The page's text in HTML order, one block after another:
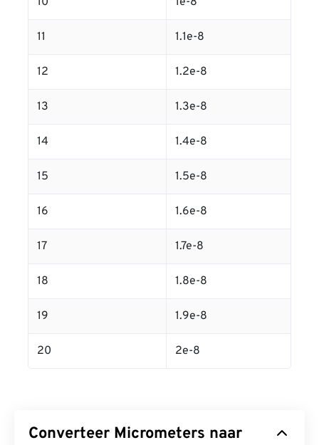
11 1.1e-8
12 1.2e-8
13 1.3e-8
14 1.4e-8
15 1.5e-8
16 1.6e-8
17 1.7e-8
18 1.8e-8
19 1.9e-8
20 2e-8
Converteer Micrometers naar